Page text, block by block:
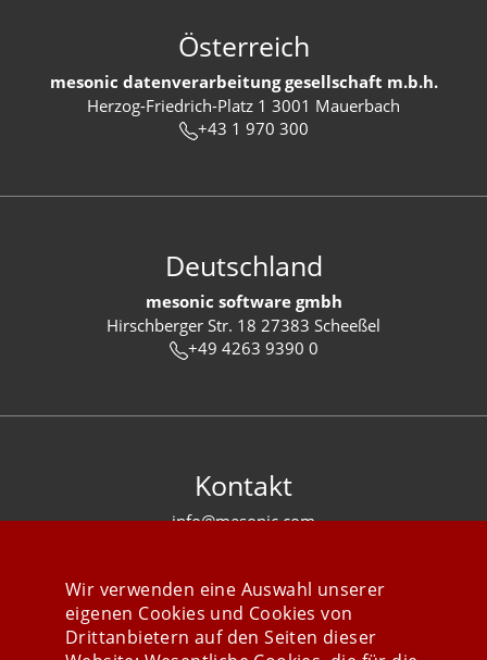
Österreich
mesonic datenverarbeitung gesellschaft m.b.h.
Herzog-Friedrich-Platz 1 3001 Mauerbach
+43 1 970 300
Deutschland
mesonic software gmbh
Hirschberger Str. 18 27383 Scheeßel
+49 4263 9390 0
Kontakt
info@mesonic.com
Wir verwenden eine Auswahl unserer
eigenen Cookies und Cookies von
Drittanbietern auf den Seiten dieser